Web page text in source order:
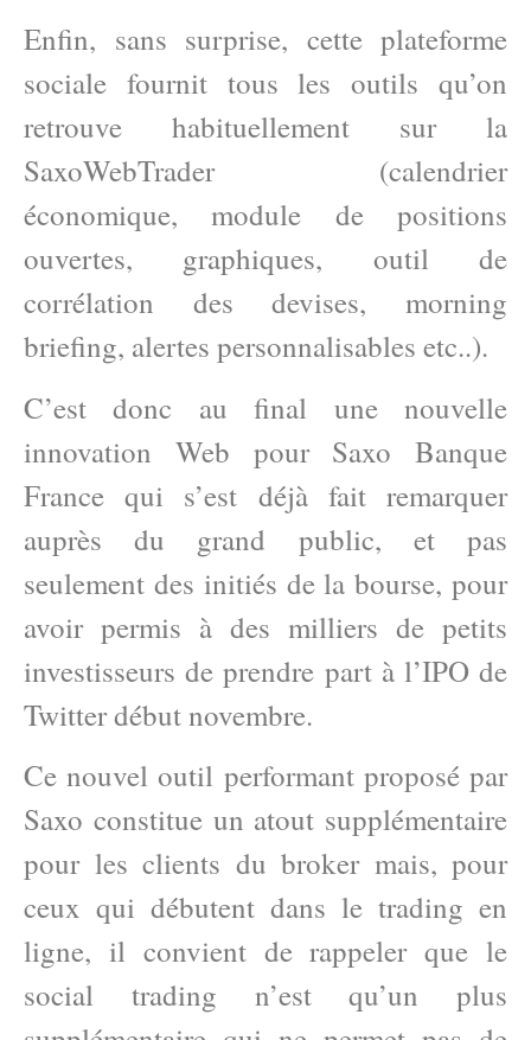
Enfin, sans surprise, cette plateforme
sociale fournit tous les outils qu’on
retrouve habituellement sur la
SaxoWebTrader (calendrier
économique, module de positions
ouvertes, graphiques, outil de
corrélation des devises, morning
briefing, alertes personnalisables etc..).
C’est donc au final une nouvelle
innovation Web pour Saxo Banque
France qui s’est déjà fait remarquer
auprès du grand public, et pas
seulement des initiés de la bourse, pour
avoir permis à des milliers de petits
investisseurs de prendre part à l’IPO de
Twitter début novembre.
Ce nouvel outil performant proposé par
Saxo constitue un atout supplémentaire
pour les clients du broker mais, pour
ceux qui débutent dans le trading en
ligne, il convient de rappeler que le
social trading n’est qu’un plus